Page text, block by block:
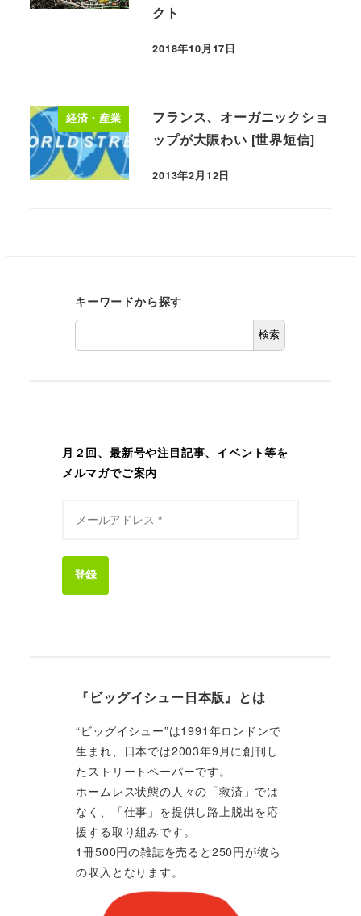
クト
2018年10月17日
経済・産業
フランス、オーガニックショ
ップが大賑わい [世界短信]
2013年2月12日
キーワードから探す
検索
月２回、最新号や注目記事、イベント等を
メルマガでご案内
登録
『ビッグイシュー日本版』とは
“ビッグイシュー”は1991年ロンドンで
生まれ、日本では2003年9月に創刊し
たストリートペーパーです。
ホームレス状態の人々の「救済」では
なく、「仕事」を提供し路上脱出を応
援する取り組みです。
1冊500円の雑誌を売ると250円が彼ら
の収入となります。